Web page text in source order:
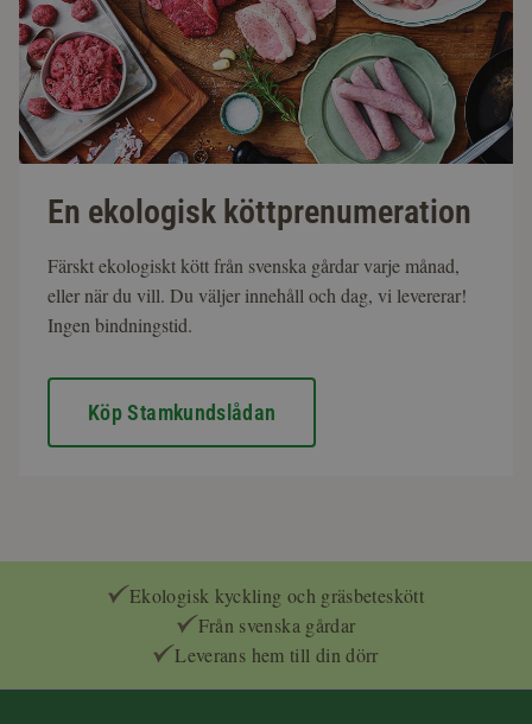
En ekologisk köttprenumeration
Färskt ekologiskt kött från svenska gårdar varje månad,
eller när du vill. Du väljer innehåll och dag, vi levererar!
Ingen bindningstid.
Köp Stamkundslådan
Ekologisk kyckling och gräsbeteskött
Från svenska gårdar
Leverans hem till din dörr